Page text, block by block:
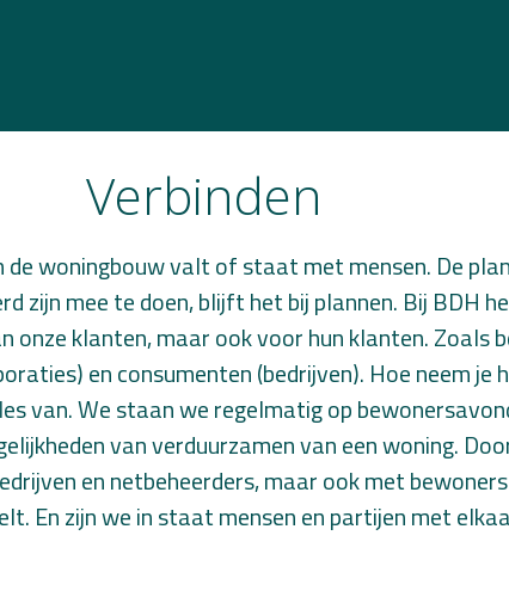
Verbinden
woningbouw valt of staat met mensen. De
zijn mee te doen, blijft het bij plannen. Bij BDH
onze klanten, maar ook voor hun klanten. Zoals
en consumenten (bedrijven). Hoe neem je
van. We staan we regelmatig op
van verduurzamen van een woning.
en netbeheerders, maar ook met
En zijn we in staat mensen en partijen met